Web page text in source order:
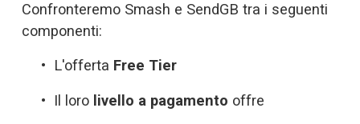
Confronteremo Smash e SendGB tra i seguenti
componenti:
L'offerta Free Tier
Il loro livello a pagamento offre